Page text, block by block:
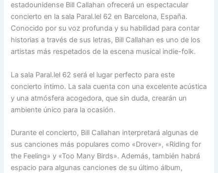
estadounidense Bill Callahan ofrecerá un espectacular
concierto en la sala Paral.lel 62 en Barcelona, España.
Conocido por su voz profunda y su habilidad para contar
historias a través de sus letras, Bill Callahan es uno de los
artistas más respetados de la escena musical indie-folk.
La sala Paral.lel 62 será el lugar perfecto para este
concierto íntimo. La sala cuenta con una excelente acústica
y una atmósfera acogedora, que sin duda, crearán un
ambiente único para la ocasión.
Durante el concierto, Bill Callahan interpretará algunas de
sus canciones más populares como «Drover», «Riding for
the Feeling» y «Too Many Birds». Además, también habrá
espacio para algunas canciones de su último álbum,